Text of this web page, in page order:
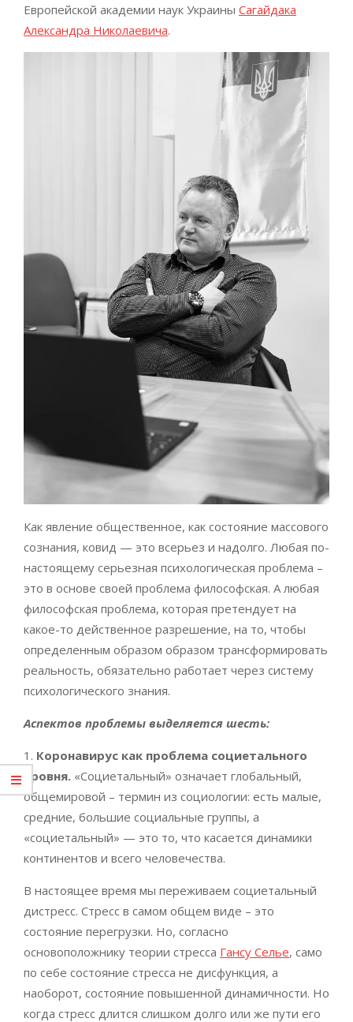
Европейской академии наук Украины Сагайдака
Александра Николаевича.
Как явление общественное, как состояние массового
сознания, ковид — это всерьез и надолго. Любая по-
настоящему серьезная психологическая проблема –
это в основе своей проблема философская. А любая
философская проблема, которая претендует на
какое-то действенное разрешение, на то, чтобы
определенным образом образом трансформировать
реальность, обязательно работает через систему
психологического знания.
Аспектов проблемы выделяется шесть:
1. Коронавирус как проблема социетального
уровня. «Социетальный» означает глобальный,
общемировой – термин из социологии: есть малые,
средние, большие социальные группы, а
«социетальный» — это то, что касается динамики
континентов и всего человечества.
В настоящее время мы переживаем социетальный
дистресс. Стресс в самом общем виде – это
состояние перегрузки. Но, согласно
основоположнику теории стресса Гансу Селье, само
по себе состояние стресса не дисфункция, а
наоборот, состояние повышенной динамичности. Но
когда стресс длится слишком долго или же пути его